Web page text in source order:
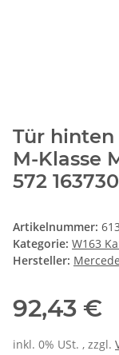
Tür hinten
M-Klasse
572
Artikelnummer:
Kategorie: W163
Hersteller:
92,43 €
inkl. 0% USt. , zzgl.